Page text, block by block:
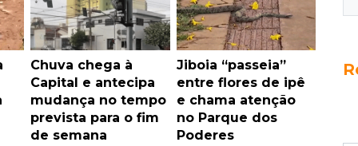
Chuva chega à
Capital e antecipa
mudança no tempo
prevista para o fim
de semana
Jiboia “passeia”
entre flores de ipê
e chama atenção
no Parque dos
Poderes